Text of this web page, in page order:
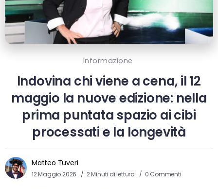
Informazione
Indovina chi viene a cena, il 12
maggio la nuove edizione: nella
prima puntata spazio ai cibi
processati e la longevità
Matteo Tuveri
12 Maggio 2026 2 Minuti di lettura 0 Commenti